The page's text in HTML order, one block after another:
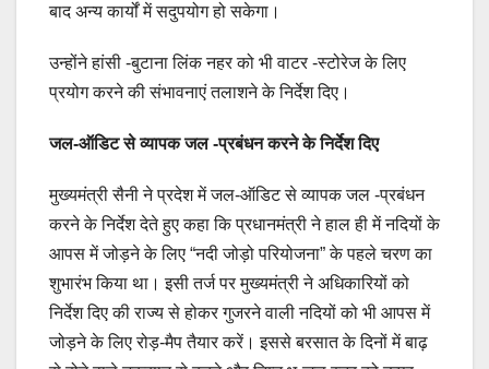
बाद अन्य कार्यों में सदुपयोग हो सकेगा।
उन्होंने हांसी -बुटाना लिंक नहर को भी वाटर -स्टोरेज के लिए
प्रयोग करने की संभावनाएं तलाशने के निर्देश दिए।
जल-ऑडिट से व्यापक जल -प्रबंधन करने के निर्देश दिए
मुख्यमंत्री सैनी ने प्रदेश में जल-ऑडिट से व्यापक जल -प्रबंधन
करने के निर्देश देते हुए कहा कि प्रधानमंत्री ने हाल ही में नदियों के
आपस में जोड़ने के लिए “नदी जोड़ो परियोजना” के पहले चरण का
शुभारंभ किया था। इसी तर्ज पर मुख्यमंत्री ने अधिकारियों को
निर्देश दिए की राज्य से होकर गुजरने वाली नदियों को भी आपस में
जोड़ने के लिए रोड़-मैप तैयार करें। इससे बरसात के दिनों में बाढ़